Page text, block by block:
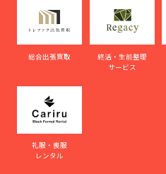
総合出張買取
終活・生前整理
サービス
礼服・喪服
レンタル